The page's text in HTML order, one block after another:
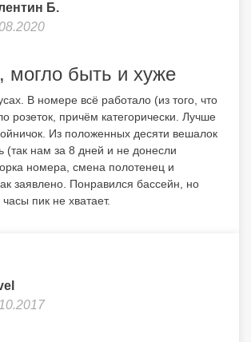
Б.
могло быть и хуже
В номере всё работало (из того, что
розеток, причём категорически. Лучше
Из положенных десяти вешалок
(так нам за 8 дней и не донесли
номера, смена полотенец и
заявлено. Понравился бассейн, но
пик не хватает.